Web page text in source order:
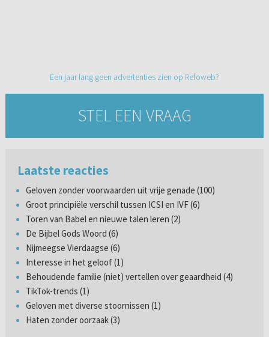
Een jaar lang geen advertenties zien op Refoweb?
STEL EEN VRAAG
Laatste reacties
Geloven zonder voorwaarden uit vrije genade (100)
Groot principiële verschil tussen ICSI en IVF (6)
Toren van Babel en nieuwe talen leren (2)
De Bijbel Gods Woord (6)
Nijmeegse Vierdaagse (6)
Interesse in het geloof (1)
Behoudende familie (niet) vertellen over geaardheid (4)
TikTok-trends (1)
Geloven met diverse stoornissen (1)
Haten zonder oorzaak (3)